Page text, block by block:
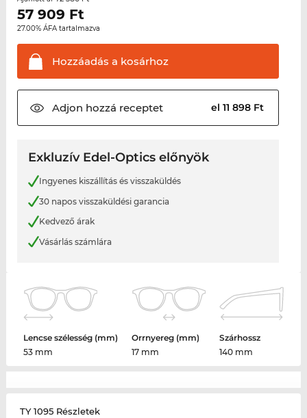
57 909 Ft
27.00% ÁFA tartalmazva
Hozzáadás a kosárhoz
Adjon hozzá receptet el 11 898 Ft
Exkluzív Edel-Optics előnyök
Ingyenes kiszállítás és visszaküldés
30 napos visszaküldési garancia
Kedvező árak
Vásárlás számlára
Lencse szélesség (mm)
53 mm
Orrnyereg (mm)
17 mm
Szárhossz
140 mm
TY 1095 Részletek